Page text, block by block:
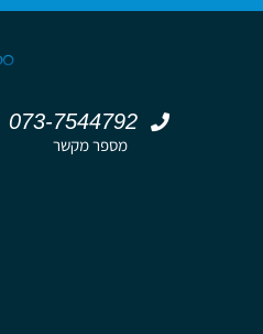
073-7544792
מספר מקשר